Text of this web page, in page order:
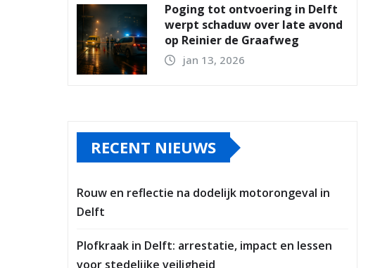
Poging tot ontvoering in Delft
werpt schaduw over late avond
op Reinier de Graafweg
jan 13, 2026
RECENT NIEUWS
Rouw en reflectie na dodelijk motorongeval in
Delft
Plofkraak in Delft: arrestatie, impact en lessen
voor stedelijke veiligheid